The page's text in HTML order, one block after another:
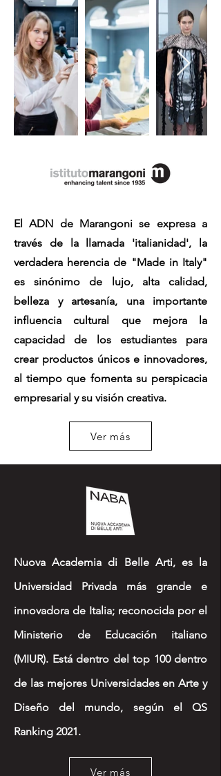
El ADN de Marangoni se expresa a
través de la llamada 'italianidad', la
verdadera herencia de "Made in Italy"
es sinónimo de lujo, alta calidad,
belleza y artesanía, una importante
influencia cultural que mejora la
capacidad de los estudiantes para
crear productos únicos e innovadores,
al tiempo que fomenta su perspicacia
empresarial y su visión creativa.
Ver más
Nuova Academia di Belle Arti, es la
Universidad Privada más grande e
innovadora de Italia; reconocida por el
Ministerio de Educación italiano
(MIUR). Está dentro del top 100 dentro
de las mejores Universidades en Arte y
Diseño del mundo, según el QS
Ranking 2021.
Ver más